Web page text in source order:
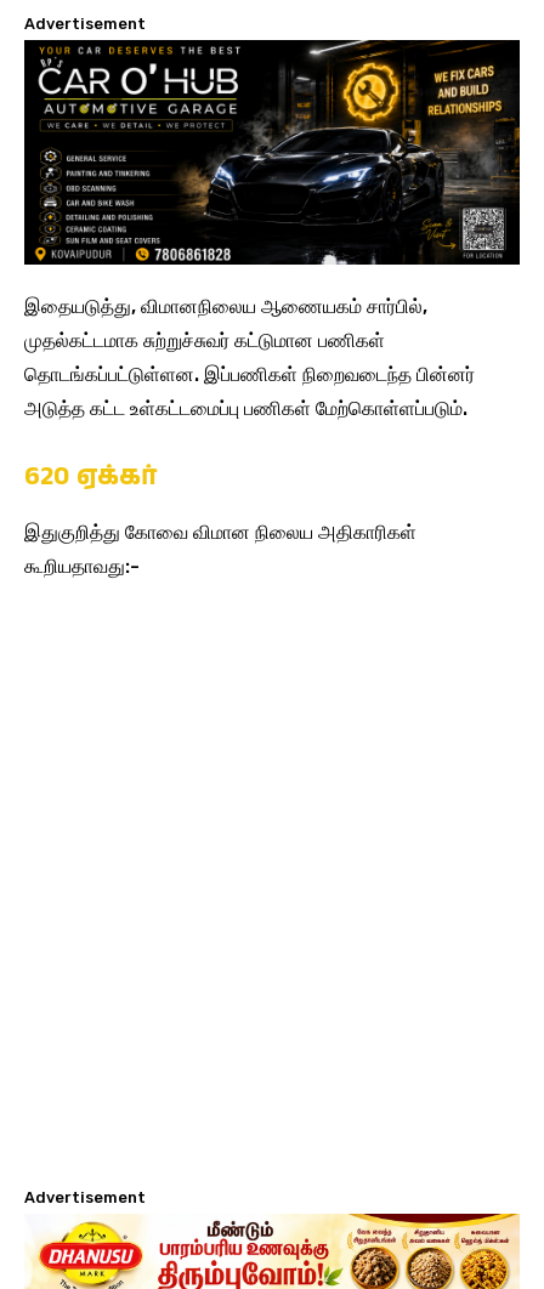
Advertisement
இதையடுத்து, விமானநிலைய ஆணையகம் சார்பில்,
முதல்கட்டமாக சுற்றுச்சுவர் கட்டுமான பணிகள்
தொடங்கப்பட்டுள்ளன. இப்பணிகள் நிறைவடைந்த பின்னர்
அடுத்த கட்ட உள்கட்டமைப்பு பணிகள் மேற்கொள்ளப்படும்.
620 ஏக்கர்
இதுகுறித்து கோவை விமான நிலைய அதிகாரிகள்
கூறியதாவது:-
Advertisement